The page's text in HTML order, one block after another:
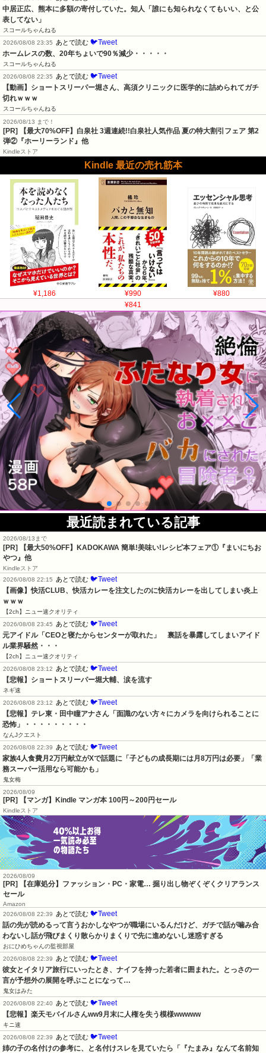
中居正広、熊本に多額の寄付していた。知人「誰にも知られなくてもいい、と公
表してない」
スコールちゃんねる
2026/08/08 23:35
あとで読む 🐦Tweet
ホームレスの数、20年ちょいで90％減少・・・・・
スコールちゃんねる
2026/08/08 22:35
あとで読む 🐦Tweet
【動画】ショートスリーパー堀さん、高須クリニックに医学的に詰められてガチ
切れｗｗｗ
スコールちゃんねる
2026/08/13 まで！
[PR]
【最大70%OFF】白泉社 3週連続!!白泉社人気作品 夏の特大割引フェア 第2
弾②『ホーリーランド』他
Kindleストア
Kindle 最近の売れ筋本
¥1,186 ¥990
¥880
¥841
最近読まれている記事
2026/08/13まで
[PR] 【最大50%OFF】KADOKAWA 簡単!美味い!レシピ本フェア①『まいにちお
やつ』他
Kindleストア
2026/08/08 22:15
あとで読む 🐦Tweet
【画像】快活CLUB、快活カレーを注文したのに快活カレーを出してしまい炎上
ｗｗｗ
【2ch】ニュー速クオリティ
2026/08/08 23:45
あとで読む 🐦Tweet
元アイドル「CEOと寝たからセンターが取れた」　裏話を暴露してしまいアイド
ル業界騒然・・・
【2ch】ニュー速クオリティ
2026/08/08 23:12
あとで読む 🐦Tweet
【悲報】ショートスリーパー堀大輔、涙を流す
ネギ速
2026/08/08 23:12
あとで読む 🐦Tweet
【悲報】テレ東・田中瞳アナさん「面識のない方々にカメラを向けられることに
恐怖」・・・・・・・・・
なんJクエスト
2026/08/08 22:39
あとで読む 🐦Tweet
家族4人食費月2万円献立がXで話題に「子どもの成長期には月8万円は必要」「業
務スーパー活用なら可能かも」
鬼女梅
2026/08/09
[PR] 【マンガ】Kindle マンガ本 100円～200円セール
Kindleストア
2026/08/09
[PR] 【在庫処分】ファッション・PC・家電… 掘り出し物ぞくぞくクリアランス
セール
Amazon
2026/08/08 22:39
あとで読む 🐦Tweet
話の先が読めるって言うおかしなやつが職場にいるんだけど、ガチで話が噛み合
わないし話が飛びまくり散らかりまくりで先に進めないし迷惑すぎる
おにひめちゃんの監視部屋
2026/08/08 22:39
あとで読む 🐦Tweet
彼女とイタリア旅行にいったとき、ナイフを持った若者に囲まれた。とっさの一
言が予想外の展開を呼ぶことになって…
鬼女はみた
2026/08/08 22:40
あとで読む 🐦Tweet
【悲報】楽天モバイルさんww9月末に人権を失う模様wwwww
キニ速
2026/08/08 22:39
あとで読む 🐦Tweet
姉の子の名付けの参考に、と名付けスレを見ていたら「『たまみ』なんて名前知